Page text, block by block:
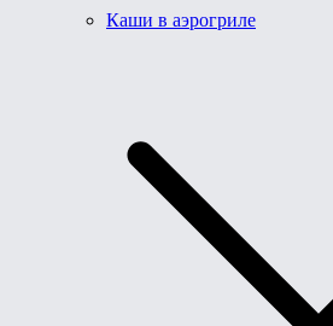
Каши в аэрогриле